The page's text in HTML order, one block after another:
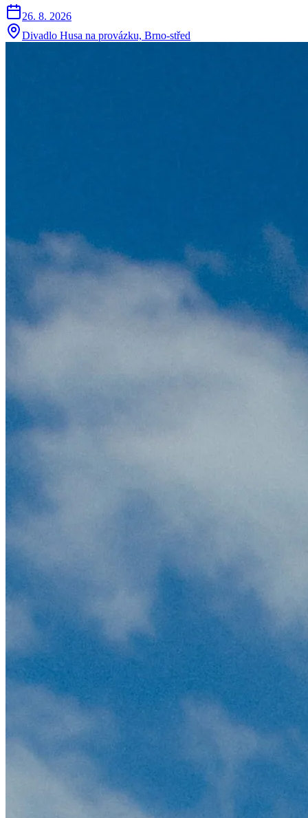
26. 8. 2026
Divadlo Husa na provázku, Brno-střed